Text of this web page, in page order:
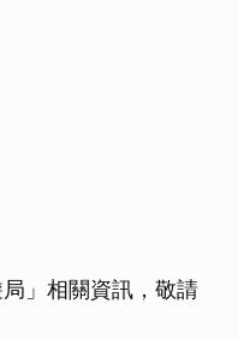
」相關資訊，敬請